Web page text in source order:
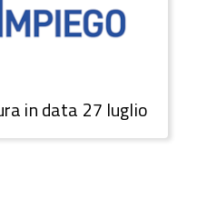
in data 27 luglio